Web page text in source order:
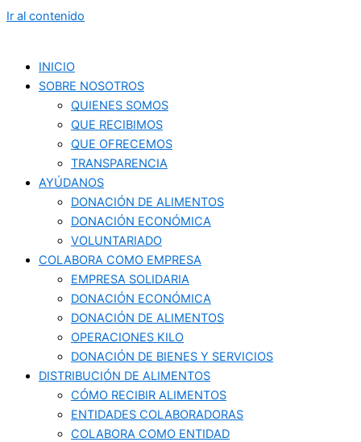
Ir al contenido
INICIO
SOBRE NOSOTROS
QUIENES SOMOS
QUE RECIBIMOS
QUE OFRECEMOS
TRANSPARENCIA
AYÚDANOS
DONACIÓN DE ALIMENTOS
DONACIÓN ECONÓMICA
VOLUNTARIADO
COLABORA COMO EMPRESA
EMPRESA SOLIDARIA
DONACIÓN ECONÓMICA
DONACIÓN DE ALIMENTOS
OPERACIONES KILO
DONACIÓN DE BIENES Y SERVICIOS
DISTRIBUCIÓN DE ALIMENTOS
CÓMO RECIBIR ALIMENTOS
ENTIDADES COLABORADORAS
COLABORA COMO ENTIDAD